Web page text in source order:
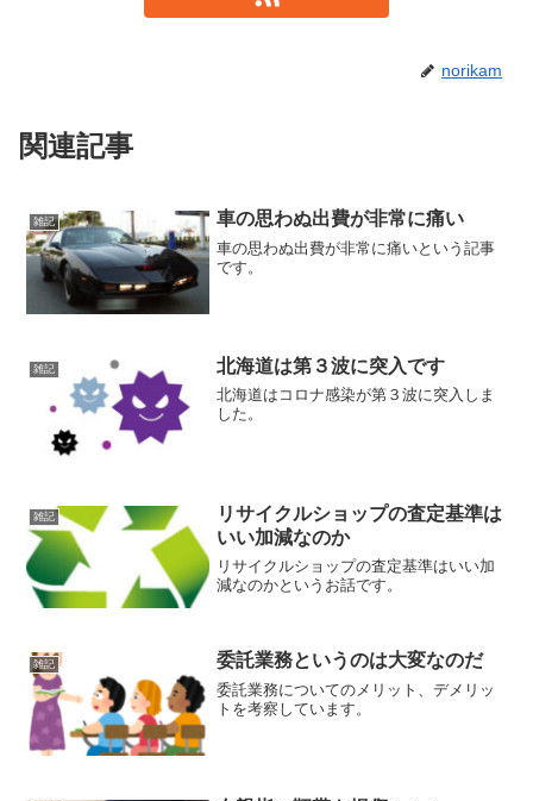
norikam
関連記事
雑記 車の思わぬ出費が非常に痛い
車の思わぬ出費が非常に痛いという記事
です。
雑記 北海道は第３波に突入です
北海道はコロナ感染が第３波に突入しま
した。
雑記
リサイクルショップの査定基準は
いい加減なのか
リサイクルショップの査定基準はいい加
減なのかというお話です。
雑記 委託業務というのは大変なのだ
委託業務についてのメリット、デメリッ
トを考察しています。